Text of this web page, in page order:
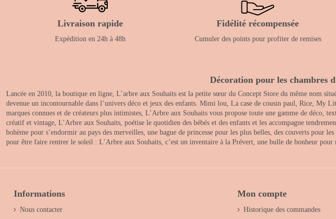
Livraison rapide
Expédition en 24h à 48h
Fidélité récompensée
Cumuler des points pour profiter de remises
Décoration pour les chambres
Lancée en 2010, la boutique en ligne, L’arbre aux Souhaits est la petite sœur du Concept Store du même nom
devenue un incontournable dans l’univers déco et jeux des enfants. Mimi lou, La case de cousin paul, Rice,
marques connues et de créateurs plus intimistes, L’Arbre aux Souhaits vous propose toute une gamme de
créatif et vintage, L’Arbre aux Souhaits, poétise le quotidien des bébés et des enfants et les accompagne
bohème pour s’endormir au pays des merveilles, une bague de princesse pour les plus belles, des couverts pour
pour être faire rentrer le soleil : L’Arbre aux Souhaits, c’est un inventaire à la Prévert, une bulle de bonheur pour
Informations
Nous contacter
Mon compte
Historique des commandes